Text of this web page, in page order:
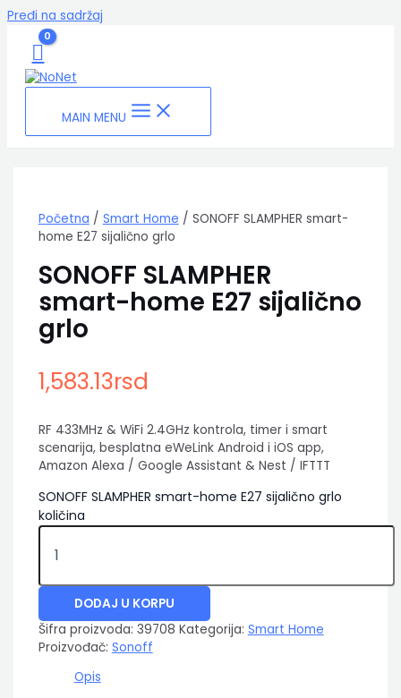
Pređi na sadržaj
MAIN MENU
Početna / Smart Home / SONOFF SLAMPHER smart-
home E27 sijalično grlo
SONOFF SLAMPHER
smart-home E27 sijalično
grlo
1,583.13rsd
RF 433MHz & WiFi 2.4GHz kontrola, timer i smart
scenarija, besplatna eWeLink Android i iOS app,
Amazon Alexa / Google Assistant & Nest / IFTTT
SONOFF SLAMPHER smart-home E27 sijalično grlo
količina
DODAJ U KORPU
Šifra proizvoda: 39708 Kategorija: Smart Home
Proizvođač: Sonoff
Opis